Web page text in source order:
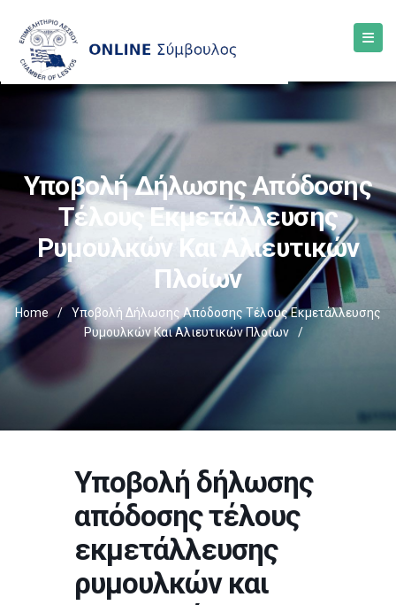
Υποβολή Δήλωσης Απόδοσης
Τέλους Εκμετάλλευσης
Ρυμουλκών Και Αλιευτικών
Πλοίων
Home /
Υποβολή Δήλωσης Απόδοσης Τέλους Εκμετάλλευσης
Ρυμουλκών Και Αλιευτικών Πλοίων
/
Υποβολή δήλωσης
απόδοσης τέλους
εκμετάλλευσης
ρυμουλκών και